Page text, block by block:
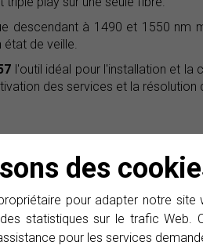
des
pour adapter notre
statistiques sur le trafic Web.
pour les services
descendant à 1490 et 1550 nm
état de veille.
l'outil idéal pour l'installation et la
des services et la résolution
en mode burst.
l'état du signal.
de 20 heures ou avec